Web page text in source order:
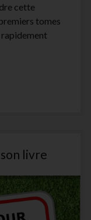
cette
tomes
rapidement
livre